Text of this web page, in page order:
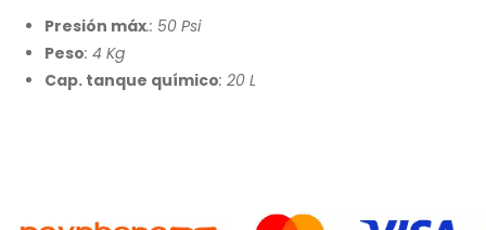
Presión máx.: 50 Psi
Peso: 4 Kg
Cap. tanque químico: 20 L